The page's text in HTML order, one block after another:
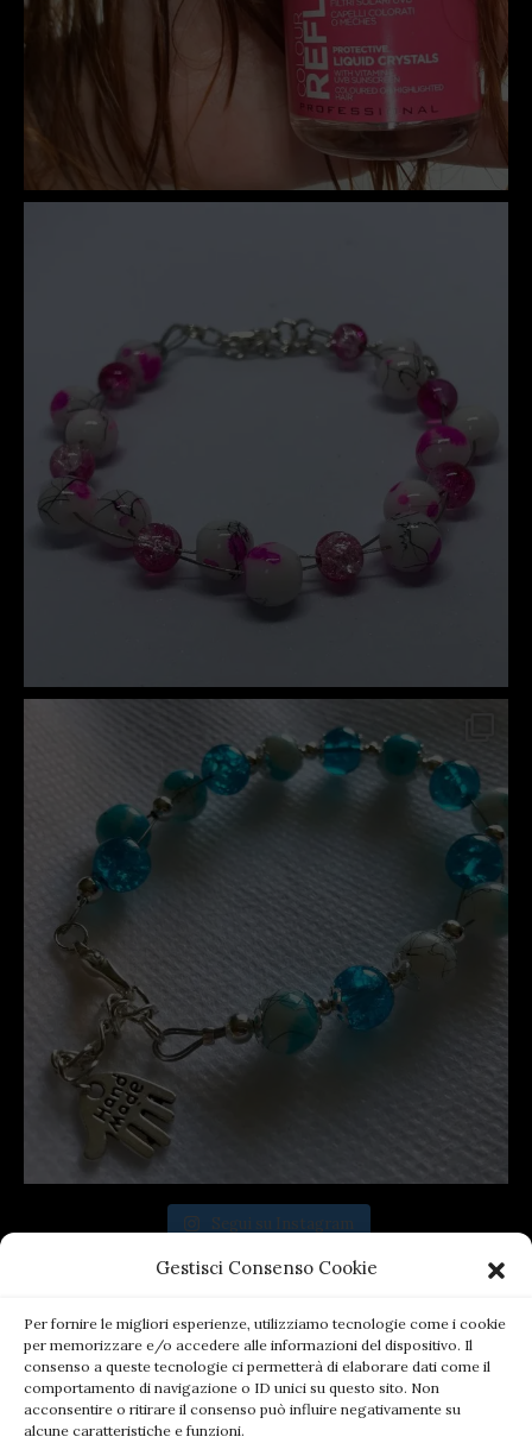
Gestisci Consenso Cookie
Per fornire le migliori esperienze, utilizziamo tecnologie come i cookie
per memorizzare e/o accedere alle informazioni del dispositivo. Il
consenso a queste tecnologie ci permetterà di elaborare dati come il
comportamento di navigazione o ID unici su questo sito. Non
acconsentire o ritirare il consenso può influire negativamente su
alcune caratteristiche e funzioni.
Segui su Instagram